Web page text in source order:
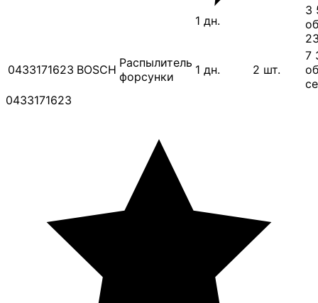
1 дн.
3
0433171623 BOSCH Распылитель
форсунки
1 дн. 2 шт.
7
0433171623